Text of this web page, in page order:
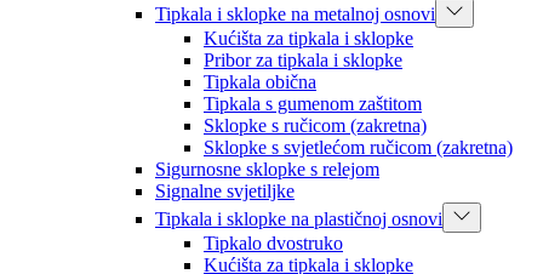
Tipkala i sklopke na metalnoj osnovi
Kućišta za tipkala i sklopke
Pribor za tipkala i sklopke
Tipkala obična
Tipkala s gumenom zaštitom
Sklopke s ručicom (zakretna)
Sklopke s svjetlećom ručicom (zakretna)
Sigurnosne sklopke s relejom
Signalne svjetiljke
Tipkala i sklopke na plastičnoj osnovi
Tipkalo dvostruko
Kućišta za tipkala i sklopke